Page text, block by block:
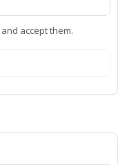
and accept them.